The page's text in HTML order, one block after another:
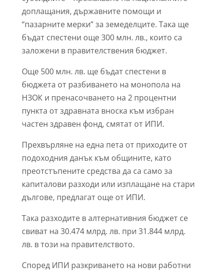
доплащания, държавните помощи и
“пазарните мерки” за земеделците. Така ще
бъдат спестени още 300 млн. лв., които са
заложени в правителствения бюджет.
Още 500 млн. лв. ще бъдат спестени в
бюджета от разбиването на монопола на
НЗОК и пренасочването на 2 процентни
пункта от здравната вноска към избран
частен здравен фонд, смятат от ИПИ.
Прехвърляне на една пета от приходите от
подоходния данък към общините, като
преотстъпените средства да са само за
капиталови разходи или изплащане на стари
дългове, предлагат още от ИПИ.
Така разходите в алтернативния бюджет се
свиват на 30.474 млрд. лв. при 31.844 млрд.
лв. в този на правителството.
Според ИПИ разкриването на нови работни